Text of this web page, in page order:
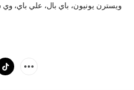
ويسترن يونيون، باي بال، علي باي، وي